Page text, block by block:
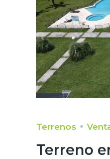
Terrenos
Terreno